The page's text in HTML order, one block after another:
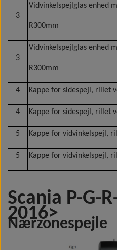
3
Vidvinkelspejlglas enhed
R300mm
3
Vidvinkelspejlglas enhed
R300mm
4 Kappe for sidespejl, rillet
4 Kappe for sidespejl, rillet
5 Kappe for vidvinkelspejl,
5 Kappe for vidvinkelspejl,
Scania P-G-
2016>
Nærzonespejle